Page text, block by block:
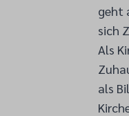
geht
sich
Als
als